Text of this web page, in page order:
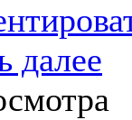
далее